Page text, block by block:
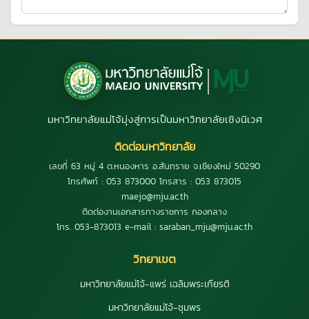
มหาวิทยาลัยแม่โจ้มุ่งสู่การเป็นมหาวิทยาลัยเชิงนิเวศ
ติดต่อมหาวิทยาลัย
เลขที่ 63 หมู่ 4 ต.หนองหาร อ.สันทราย จ.เชียงใหม่ 50290
โทรศัพท์ : 053 873000 โทรสาร : 053 873015
maejo@mju.ac.th
ติดต่องานเอกสารทางราชการ กองกลาง
โทร. 053-873013 e-mail : saraban_mju@mju.ac.th
วิทยาเขต
มหาวิทยาลัยแม่โจ้-แพร่ เฉลิมพระเกียรติ
มหาวิทยาลัยแม่โจ้-ชุมพร